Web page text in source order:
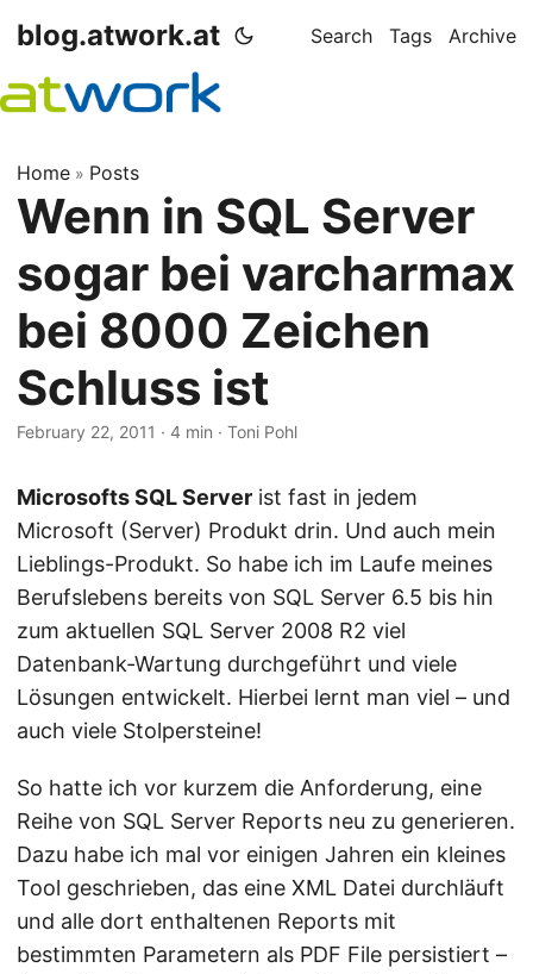
blog.atwork.at Search Tags Archive
Home » Posts
Wenn in SQL Server
sogar bei varcharmax
bei 8000 Zeichen
Schluss ist
February 22, 2011 · 4 min · Toni Pohl
Microsofts SQL Server ist fast in jedem
Microsoft (Server) Produkt drin. Und auch mein
Lieblings-Produkt. So habe ich im Laufe meines
Berufslebens bereits von SQL Server 6.5 bis hin
zum aktuellen SQL Server 2008 R2 viel
Datenbank-Wartung durchgeführt und viele
Lösungen entwickelt. Hierbei lernt man viel – und
auch viele Stolpersteine!
So hatte ich vor kurzem die Anforderung, eine
Reihe von SQL Server Reports neu zu generieren.
Dazu habe ich mal vor einigen Jahren ein kleines
Tool geschrieben, das eine XML Datei durchläuft
und alle dort enthaltenen Reports mit
bestimmten Parametern als PDF File persistiert –